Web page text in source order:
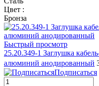
Цвет :
Бронза
Быстрый просмотр
25.20.349-1 Заглушка
алюминий анодированный
Подписаться